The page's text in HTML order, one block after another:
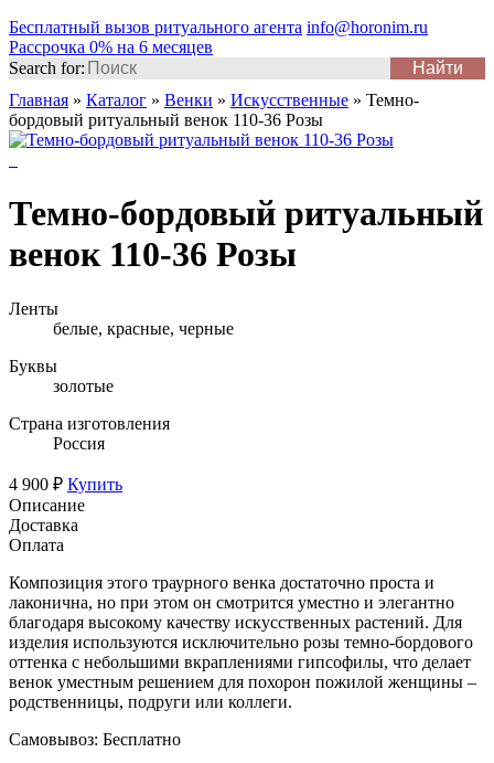
Бесплатный вызов ритуального агента info@horonim.ru
Рассрочка 0% на 6 месяцев
Search for:
Главная » Каталог » Венки » Искусственные » Темно-
бордовый ритуальный венок 110-36 Розы
Темно-бордовый ритуальный
венок 110-36 Розы
Ленты
белые, красные, черные
Буквы
золотые
Страна изготовления
Россия
4 900 ₽ Купить
Описание
Доставка
Оплата
Композиция этого траурного венка достаточно проста и
лаконична, но при этом он смотрится уместно и элегантно
благодаря высокому качеству искусственных растений. Для
изделия используются исключительно розы темно-бордового
оттенка с небольшими вкраплениями гипсофилы, что делает
венок уместным решением для похорон пожилой женщины –
родственницы, подруги или коллеги.
Самовывоз: Бесплатно